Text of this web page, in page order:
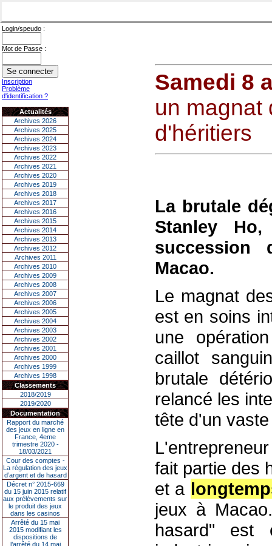
Login/speudo :
Mot de Passe :
Inscription
Problème
d'identification ?
Actualités
Archives 2026
Archives 2025
Archives 2024
Archives 2023
Archives 2022
Archives 2021
Archives 2020
Archives 2019
Archives 2018
Archives 2017
Archives 2016
Archives 2015
Archives 2014
Archives 2013
Archives 2012
Archives 2011
Archives 2010
Archives 2009
Archives 2008
Archives 2007
Archives 2006
Archives 2005
Archives 2004
Archives 2003
Archives 2002
Archives 2001
Archives 2000
Archives 1999
Archives 1998
Classements
2018/2019
2019/2020
Documentation
Rapport du marché
des jeux en ligne en
France, 4eme
trimestre 2020 -
18/03/2021
Cour des comptes -
La régulation des jeux
d’argent et de hasard
Décret n° 2015-669
du 15 juin 2015 relatif
aux prélèvements sur
le produit des jeux
dans les casinos
Arrêté du 15 mai
2015 modifiant les
dispositions de
l’arrêté du 14 mai
Samedi 8
un magnat
d'héritiers
La brutale
Stanley
succession
Macao.
Le magnat
est en soins
une
caillot
brutale
relancé les
tête d'un
fait partie des
et a
jeux à
hasard" est